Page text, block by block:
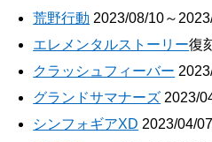
荒野行動 2023/08/10～
エレメンタルストーリー復
クラッシュフィーバー
グランドサマナーズ 2023/
シンフォギアXD 2023/04/